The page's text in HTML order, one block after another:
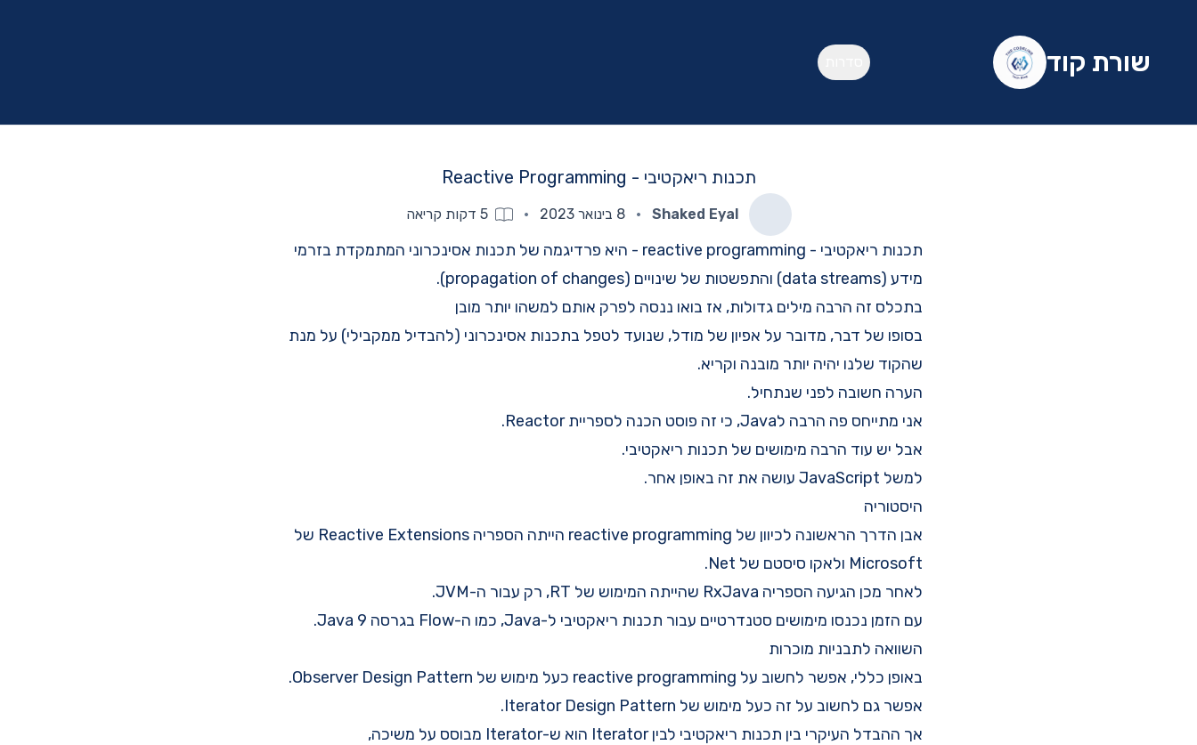
שורת קוד
תכנות ריאקטיבי - Reactive Programming
Shaked Eyal
· 8 בינואר 2023 ·
5 דקות קריאה
תכנות ריאקטיבי - reactive programming - היא פרדיגמה של תכנות אסינכרוני המתמקדת בזרמי
מידע (data streams) והתפשטות של שינויים (propagation of changes).
בתכלס זה הרבה מילים גדולות, אז בואו ננסה לפרק אותם למשהו יותר מובן
בסופו של דבר, מדובר על אפיון של מודל, שנועד לטפל בתכנות אסינכרוני (להבדיל ממקבילי) על מנת
שהקוד שלנו יהיה יותר מובנה וקריא.
הערה חשובה לפני שנתחיל.
אני מתייחס פה הרבה לJava, כי זה פוסט הכנה לספריית Reactor.
אבל יש עוד הרבה מימושים של תכנות ריאקטיבי.
למשל JavaScript עושה את זה באופן אחר.
היסטוריה
אבן הדרך הראשונה לכיוון של reactive programming הייתה הספריה
Reactive Extensions של
Microsoft ולאקו סיסטם של Net.
לאחר מכן הגיעה הספריה RxJava שהייתה המימוש של RT, רק עבור ה-JVM.
עם הזמן נכנסו מימושים סטנדרטיים עבור תכנות ריאקטיבי ל-Java, כמו ה-Flow בגרסה Java 9.
השוואה לתבניות מוכרות
באופן כללי, אפשר לחשוב על reactive programming כעל מימוש של Observer Design Pattern.
אפשר גם לחשוב על זה כעל מימוש של Iterator Design Pattern.
אך ההבדל העיקרי בין תכנות ריאקטיבי לבין Iterator הוא ש-Iterator מבוסס על משיכה,